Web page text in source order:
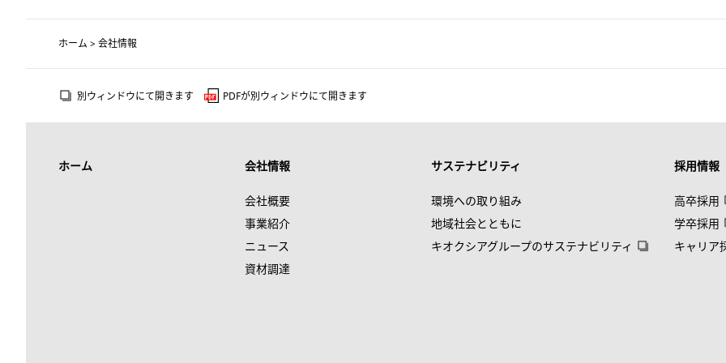
ホーム > 会社情報
別ウィンドウにて開きます PDFが別ウィンドウにて開きます
ホーム 会社情報
会社概要
事業紹介
ニュース
資材調達
サステナビリティ
環境への取り組み
地域社会とともに
キオクシアグループのサステナビリティ
採用情報
高卒採用
学卒採用
キャリア